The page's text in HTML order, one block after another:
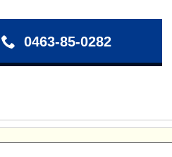
0463-85-0282